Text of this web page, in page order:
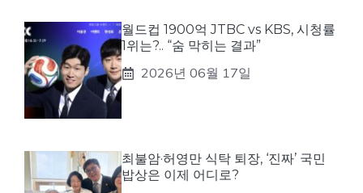
월드컵 1900억 JTBC vs KBS, 시청률
1위는?.. “숨 막히는 결과”
2026년 06월 17일
최불암·허영만 식탁 퇴장, ‘진짜’ 국민
밥상은 이제 어디로?